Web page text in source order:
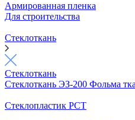
Армированная пленка
Для строительства
Стеклоткань
Стеклоткань
Стеклоткань ЭЗ-200 Фольма
Стеклопластик РСТ